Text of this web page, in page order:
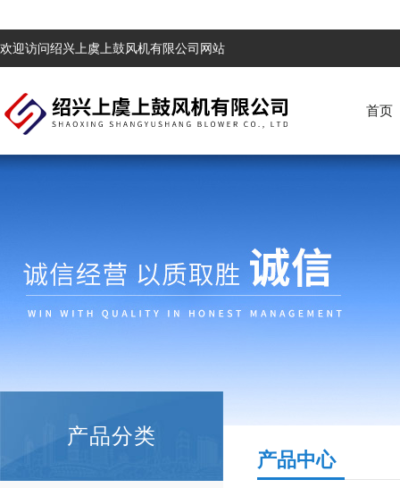
欢迎访问绍兴上虞上鼓风机有限公司网站
首页
产品分类
产品中心